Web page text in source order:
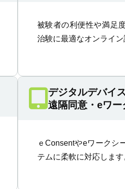
被験者の利便性や満足
治験に最適なオンライ
デジタルデバイス
遠隔同意・eワー
ｅConsentやeワークシ
テムに柔軟に対応します